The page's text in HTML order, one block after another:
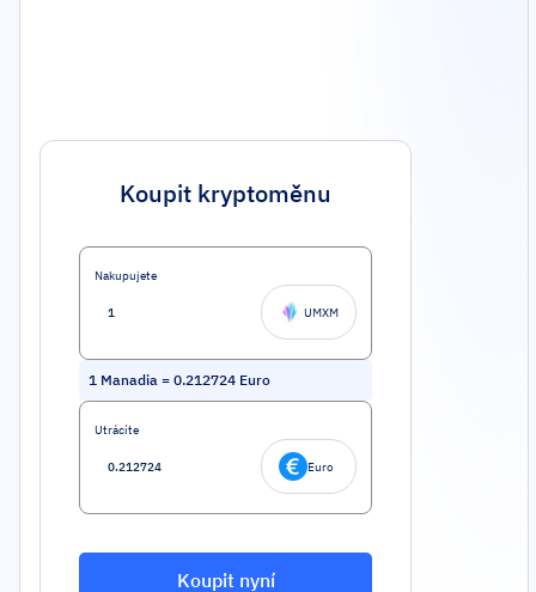
Koupit kryptoměnu
Nakupujete
UMXM
1 Manadia = 0.212724 Euro
Utrácíte
Euro
Koupit nyní